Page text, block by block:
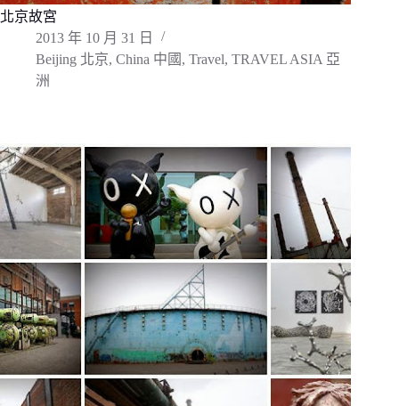
北京故宮
2013 年 10 月 31 日
Beijing 北京, China 中國 , Travel, TRAVEL ASIA 亞
洲